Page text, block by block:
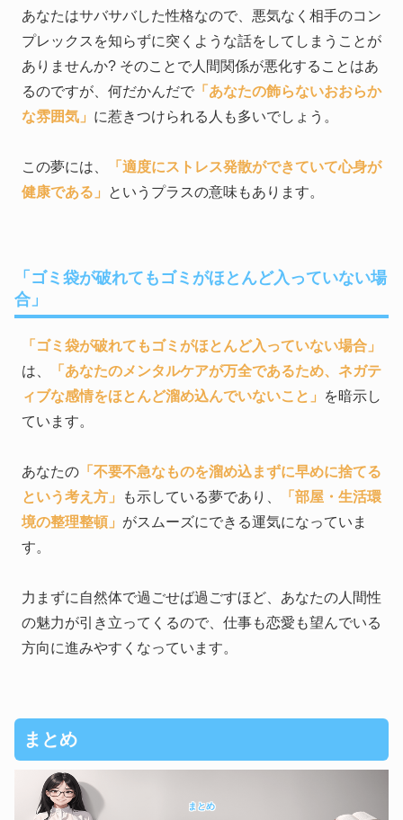
あなたはサバサバした性格なので、悪気なく相手のコン
プレックスを知らずに突くような話をしてしまうことが
ありませんか? そのことで人間関係が悪化することはあ
るのですが、何だかんだで 「あなたの飾らないおおらか
な雰囲気」 に惹きつけられる人も多いでしょう。
この夢には、
「適度にストレス発散ができていて心身が
健康である」
というプラスの意味もあります。
「ゴミ袋が破れてもゴミがほとんど入っていない場
合」
「ゴミ袋が破れてもゴミがほとんど入っていない場合」
は、
「あなたのメンタルケアが万全であるため、ネガテ
ィブな感情をほとんど溜め込んでいないこと」
を暗示し
ています。
あなたの 「不要不急なものを溜め込まずに早めに捨てる
という考え方」
も示している夢であり、
「部屋・生活環
境の整理整頓」 がスムーズにできる運気になっていま
す。
力まずに自然体で過ごせば過ごすほど、あなたの人間性
の魅力が引き立ってくるので、仕事も恋愛も望んでいる
方向に進みやすくなっています。
まとめ
まとめ